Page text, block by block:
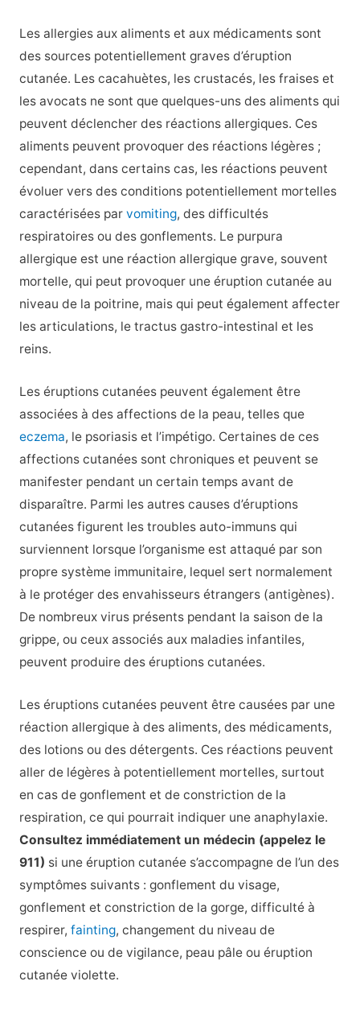
Les allergies aux aliments et aux médicaments sont
des sources potentiellement graves d’éruption
cutanée. Les cacahuètes, les crustacés, les fraises et
les avocats ne sont que quelques-uns des aliments qui
peuvent déclencher des réactions allergiques. Ces
aliments peuvent provoquer des réactions légères ;
cependant, dans certains cas, les réactions peuvent
évoluer vers des conditions potentiellement mortelles
caractérisées par vomiting, des difficultés
respiratoires ou des gonflements. Le purpura
allergique est une réaction allergique grave, souvent
mortelle, qui peut provoquer une éruption cutanée au
niveau de la poitrine, mais qui peut également affecter
les articulations, le tractus gastro-intestinal et les
reins.
Les éruptions cutanées peuvent également être
associées à des affections de la peau, telles que
eczema, le psoriasis et l’impétigo. Certaines de ces
affections cutanées sont chroniques et peuvent se
manifester pendant un certain temps avant de
disparaître. Parmi les autres causes d’éruptions
cutanées figurent les troubles auto-immuns qui
surviennent lorsque l’organisme est attaqué par son
propre système immunitaire, lequel sert normalement
à le protéger des envahisseurs étrangers (antigènes).
De nombreux virus présents pendant la saison de la
grippe, ou ceux associés aux maladies infantiles,
peuvent produire des éruptions cutanées.
Les éruptions cutanées peuvent être causées par une
réaction allergique à des aliments, des médicaments,
des lotions ou des détergents. Ces réactions peuvent
aller de légères à potentiellement mortelles, surtout
en cas de gonflement et de constriction de la
respiration, ce qui pourrait indiquer une anaphylaxie.
Consultez immédiatement un médecin (appelez le
911) si une éruption cutanée s’accompagne de l’un des
symptômes suivants : gonflement du visage,
gonflement et constriction de la gorge, difficulté à
respirer, fainting, changement du niveau de
conscience ou de vigilance, peau pâle ou éruption
cutanée violette.